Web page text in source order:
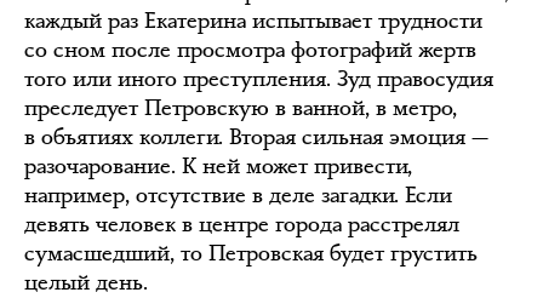
каждый раз Екатерина испытывает трудности
со сном после просмотра фотографий жертв
того или иного преступления. Зуд правосудия
преследует Петровскую в ванной, в метро,
в объятиях коллеги. Вторая сильная эмоция —
разочарование. К ней может привести,
например, отсутствие в деле загадки. Если
девять человек в центре города расстрелял
сумасшедший, то Петровская будет грустить
целый день.